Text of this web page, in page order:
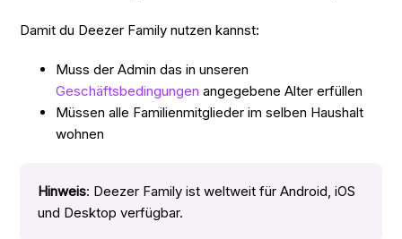
Damit du Deezer Family nutzen kannst:
Muss der Admin das in unseren
Geschäftsbedingungen angegebene Alter erfüllen
Müssen alle Familienmitglieder im selben Haushalt
wohnen
Hinweis: Deezer Family ist weltweit für Android, iOS
und Desktop verfügbar.